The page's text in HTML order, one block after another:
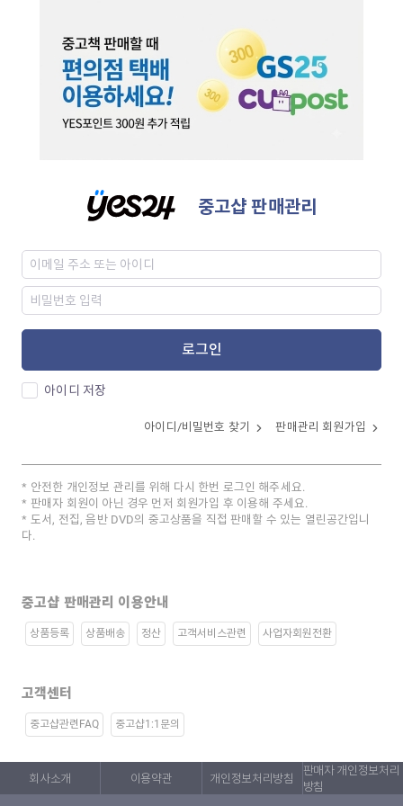
중고샵 판매관리
로그인
아이디 저장
아이디/비밀번호 찾기 판매관리 회원가입
안전한 개인정보 관리를 위해 다시 한번 로그인 해주세요.
판매자 회원이 아닌 경우 먼저 회원가입 후 이용해 주세요.
도서, 전집, 음반 DVD의 중고상품을 직접 판매할 수 있는 열린공간입니
다.
중고샵 판매관리 이용안내
상품등록 상품배송 정산 고객서비스관련 사업자회원전환
고객센터
중고샵관련FAQ 중고샵1:1문의
회사소개 이용약관 개인정보처리방침
판매자 개인정보처리
방침